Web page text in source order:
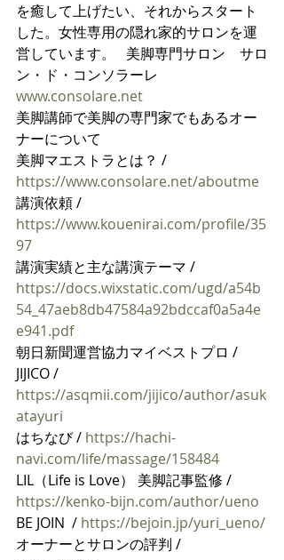
を癒して上げたい、それからスタート
した。女性専用の隠れ家的サロンを運
営しています。   美脚専門サロン　サロ
ン・ド・コンソラーレ
www.consolare.net
美脚講師で美脚の専門家でもあるオー
ナーについて
美脚マエストラとは？ /
https://www.consolare.net/aboutme
講演依頼 /
https://www.kouenirai.com/profile/35
97
講演実績と主な講演テーマ /
https://docs.wixstatic.com/ugd/a54b
54_47aeb8db47584a92bdccaf0a5a4e
e941.pdf
朝日新聞運営協力マイベストプロ /
JIJICO /
https://asqmii.com/jijico/author/asuk
atayuri
はちなび / https://hachi-
navi.com/life/massage/158484
LIL（Life is Love） 美脚記事監修 /
https://kenko-bijn.com/author/ueno
BE JOIN  / https://bejoin.jp/yuri_ueno/
オーナーとサロンの評判 /